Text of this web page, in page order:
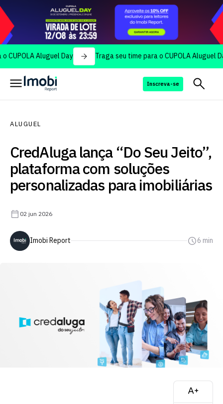
Aluguel Day Traga seu time para o CUPOLA Aluguel Day
Inscreva-se
ALUGUEL
CredAluga lança “Do Seu Jeito”,
plataforma com soluções
personalizadas para imobiliárias
02 jun 2026
Imobi Report 6 min